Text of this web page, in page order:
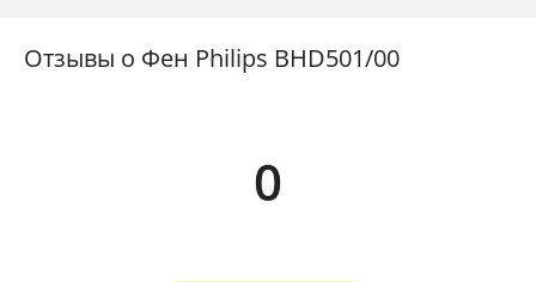
Отзывы о Фен Philips BHD501/00
0